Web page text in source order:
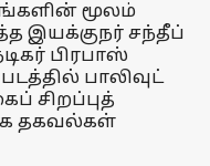
மூலம்
இயக்குநர் சந்தீப்
பிரபாஸ்
பாலிவுட்
சிறப்புத்
தகவல்கள்